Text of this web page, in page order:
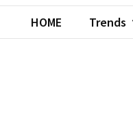
HOME Trends